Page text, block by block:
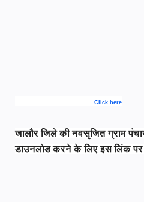
Click here
जालौर जिले की नवसृजित ग्राम
डाउनलोड करने के लिए इस लिंक पर